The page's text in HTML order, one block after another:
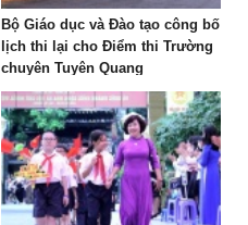
Bộ Giáo dục và Đào tạo công bố
lịch thi lại cho Điểm thi Trường
chuyên Tuyên Quang